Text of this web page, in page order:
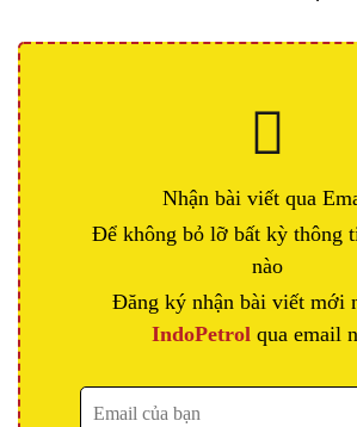
Nhận bài viết qua
Để không bỏ lỡ bất kỳ thông
nào
Đăng ký nhận bài viết mới
IndoPetrolqua email